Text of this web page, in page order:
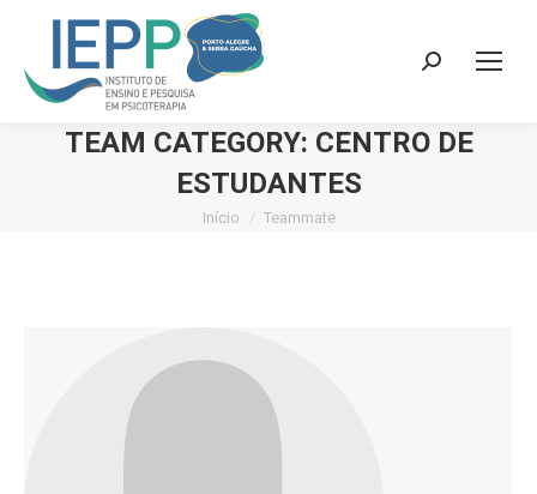
Search:
TEAM CATEGORY: CENTRO DE
ESTUDANTES
Você está aqui:
Início Teammate